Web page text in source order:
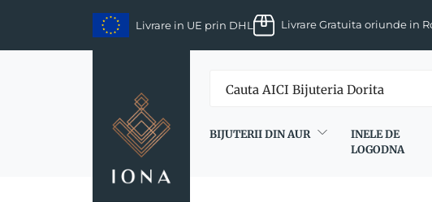
content
Livrare in UE prin DHL Livrare Gratuita oriunde in
BIJUTERII DIN AUR
INELE DE
LOGODNA